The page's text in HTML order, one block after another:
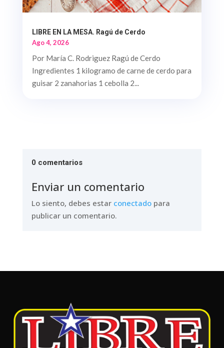
LIBRE EN LA MESA. Ragú de Cerdo
Ago 4, 2026
Por María C. Rodriguez Ragú de Cerdo
Ingredientes 1 kilogramo de carne de cerdo para
guisar 2 zanahorias 1 cebolla 2...
0 comentarios
Enviar un comentario
Lo siento, debes estar conectadopara
publicar un comentario.